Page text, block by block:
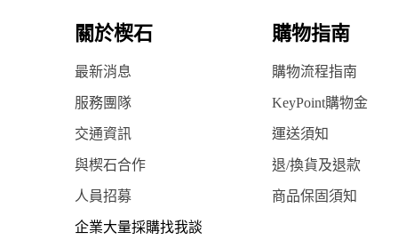
關於楔石 購物指南
最新消息 購物流程指南
服務團隊 KeyPoint購物金
交通資訊 運送須知
與楔石合作 退/換貨及退款
人員招募 商品保固須知
企業大量採購找我談